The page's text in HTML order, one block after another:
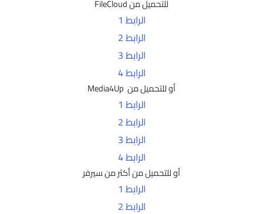
للتحميل من FileCloud
الرابط 1
الرابط 2
الرابط 3
الرابط 4
أو للتحميل من Media4Up
الرابط 1
الرابط 2
الرابط 3
الرابط 4
أو للتحميل من أكثر من سيرفر
الرابط 1
الرابط 2